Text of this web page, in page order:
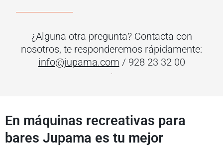
¿Alguna otra pregunta? Contacta con
nosotros, te responderemos rápidamente:
info@jupama.com / 928 23 32 00
En máquinas recreativas para
bares Jupama es tu mejor